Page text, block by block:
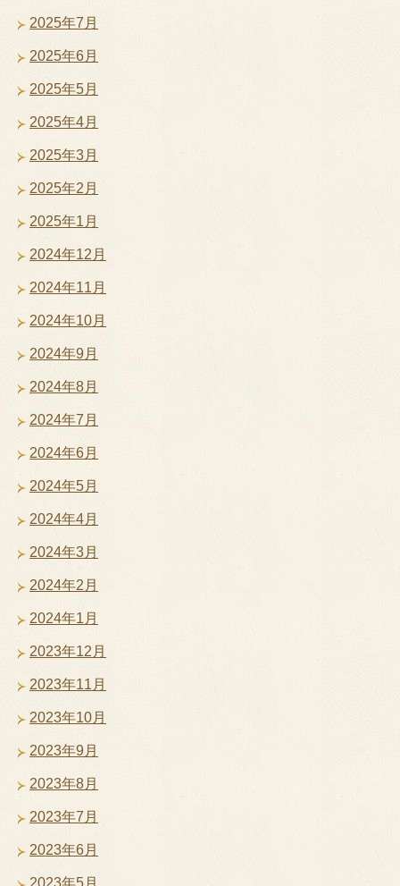
2025年7月
2025年6月
2025年5月
2025年4月
2025年3月
2025年2月
2025年1月
2024年12月
2024年11月
2024年10月
2024年9月
2024年8月
2024年7月
2024年6月
2024年5月
2024年4月
2024年3月
2024年2月
2024年1月
2023年12月
2023年11月
2023年10月
2023年9月
2023年8月
2023年7月
2023年6月
2023年5月